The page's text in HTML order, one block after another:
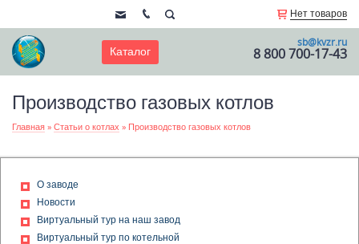
Нет товаров
Каталог
sb@kvzr.ru
8 800 700-17-43
Производство газовых котлов
Главная » Статьи о котлах » Производство газовых котлов
О заводе
Новости
Виртуальный тур на наш завод
Виртуальный тур по котельной